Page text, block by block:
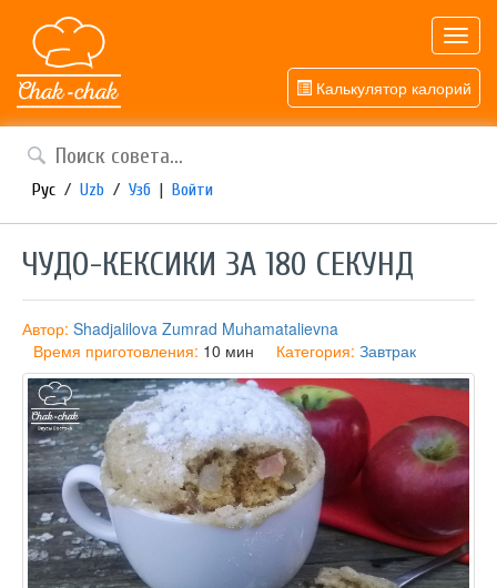
Калькулятор калорий
Рус / Uzb / Узб | Войти
ЧУДО-КЕКСИКИ ЗА 180 СЕКУНД
Автор: Shadjalilova Zumrad Muhamatalievna
Время приготовления: 10 мин Категория: Завтрак